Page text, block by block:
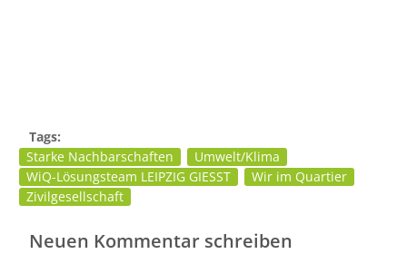
Tags:
Starke Nachbarschaften
Umwelt/Klima
WiQ-Lösungsteam LEIPZIG GIESST
Wir im Quartier
Zivilgesellschaft
Neuen Kommentar schreiben